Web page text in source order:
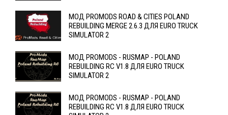
МОД PROMODS ROAD & CITIES POLAND
REBUILDING MERGE 2.6.3 ДЛЯ EURO TRUCK
SIMULATOR 2
МОД PROMODS - RUSMAP - POLAND
REBUILDING RC V1.8 ДЛЯ EURO TRUCK
SIMULATOR 2
МОД PROMODS - RUSMAP - POLAND
REBUILDING RC V1.8 ДЛЯ EURO TRUCK